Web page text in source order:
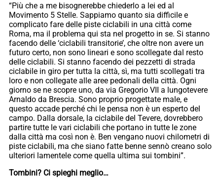
“Più che a me bisognerebbe chiederlo a lei ed al
Movimento 5 Stelle. Sappiamo quanto sia difficile e
complicato fare delle piste ciclabili in una città come
Roma, ma il problema qui sta nel progetto in se. Si stanno
facendo delle ‘ciclabili transitorie’, che oltre non avere un
futuro certo, non sono lineari e sono scollegate dal resto
delle ciclabili. Si stanno facendo dei pezzetti di strada
ciclabile in giro per tutta la città, sì, ma tutti scollegati tra
loro e non collegate alle aree pedonali della città. Ogni
giorno se ne scopre uno, da via Gregorio VII a lungotevere
Arnaldo da Brescia. Sono proprio progettate male, e
questo accade perché chi le pensa non è un esperto del
campo. Dalla dorsale, la ciclabile del Tevere, dovrebbero
partire tutte le vari ciclabili che portano in tutte le zone
dalla città ma così non è. Ben vengano nuovi chilometri di
piste ciclabili, ma che siano fatte benne sennò creano solo
ulteriori lamentele come quella ultima sui tombini”.
Tombini? Ci spieghi meglio…